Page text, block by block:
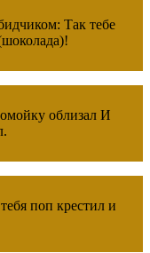
Так тебе
облизал И
поп крестил и